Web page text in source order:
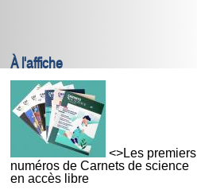
À l'affiche
<>Les premiers
numéros de Carnets de science
en accès libre